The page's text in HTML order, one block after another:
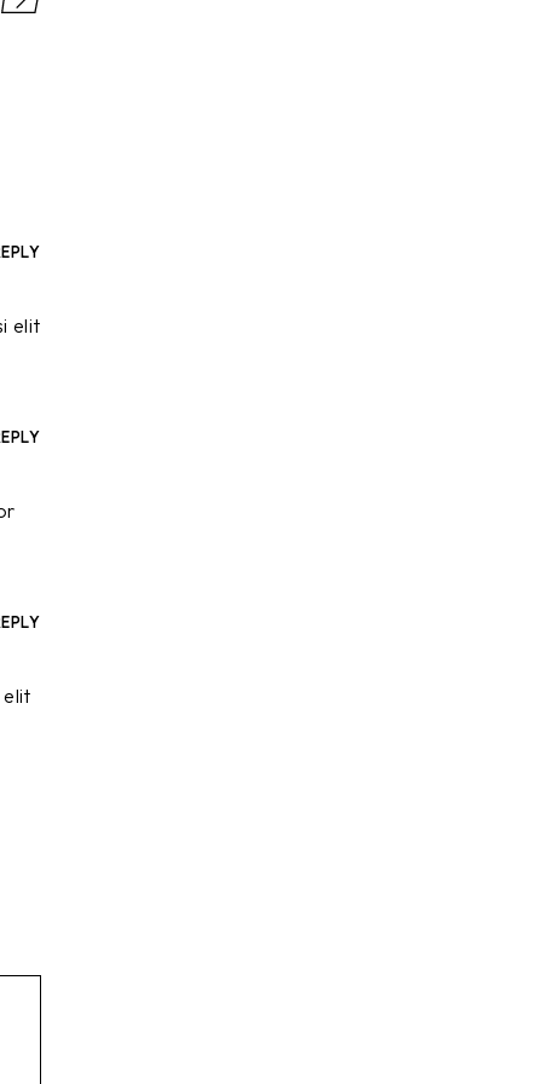
elit
elit